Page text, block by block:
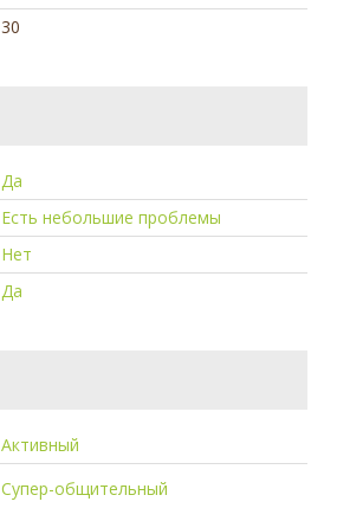
30
Да
Есть небольшие проблемы
Нет
Да
Активный
Супер-общительный